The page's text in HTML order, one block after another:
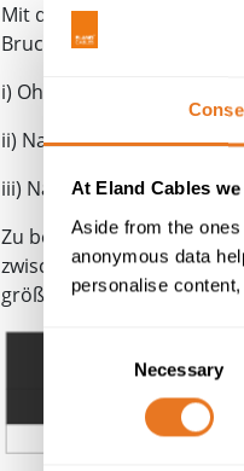
At Eland Cables
Aside from the
anonymous data
personalise
Necessary
Mit den übrigen drei
Bruchdehnung des Kabels
i) Ohne Eintauchen
ii) Nach Eintauchen in
iii) Nach Eintauchen in
Zu berechnen sind die
zwischen dem Eintauchen
größer oder gleich den in